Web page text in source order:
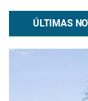
ÚLTIMAS